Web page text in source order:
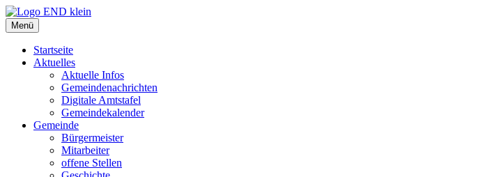
Zum
Inhalt
springen
Menü
Startseite
Aktuelles
Aktuelle Infos
Gemeindenachrichten
Digitale Amtstafel
Gemeindekalender
Gemeinde
Bürgermeister
Mitarbeiter
offene Stellen